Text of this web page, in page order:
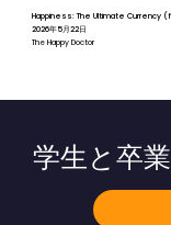
Happiness: The Ultimate Currency
2026年5月22日
The Happy Doctor
学生と卒